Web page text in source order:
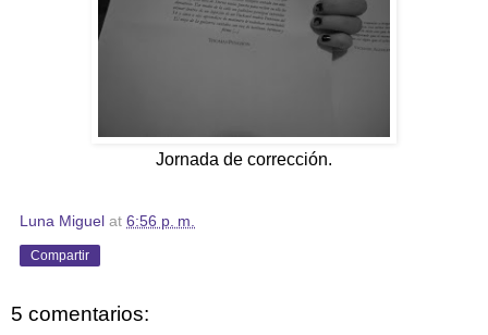
Jornada de corrección.
Luna Miguel at 6:56 p. m.
Compartir
5 comentarios: